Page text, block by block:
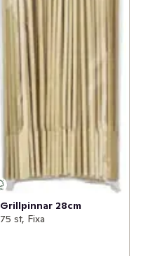
Grillpinnar 28cm
75 st, Fixa